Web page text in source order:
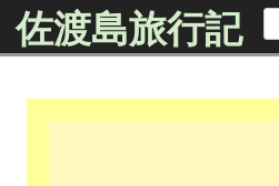
佐渡島旅行記 検